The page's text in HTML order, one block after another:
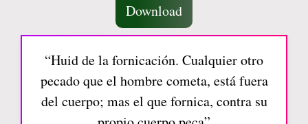
Download
“Huid de la fornicación. Cualquier otro
pecado que el hombre cometa, está fuera
del cuerpo; mas el que fornica, contra su